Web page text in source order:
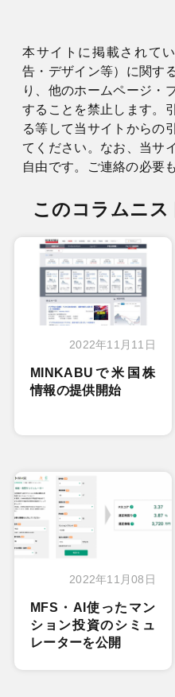
本サイトに掲載されて
告・デザイン等）に関す
り、他のホームページ・
することを禁止します。
る等して当サイトからの
てください。なお、当サ
自由です。ご連絡の必要
このコラムニス
2022年11月11日
MINKABUで米国株
情報の提供開始
2022年11月08日
MFS・AI使ったマン
ション投資のシミュ
レーターを公開